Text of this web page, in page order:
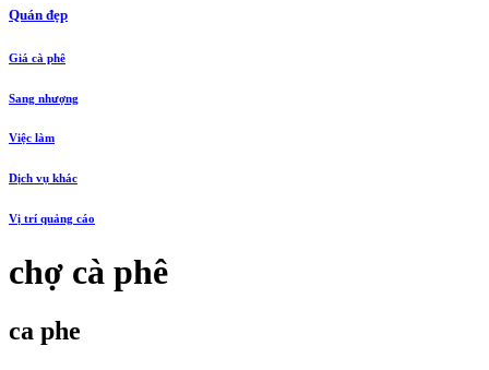
Quán đẹp
Giá cà phê
Sang nhượng
Việc làm
Dịch vụ khác
Vị trí quảng cáo
chợ cà phê
ca phe